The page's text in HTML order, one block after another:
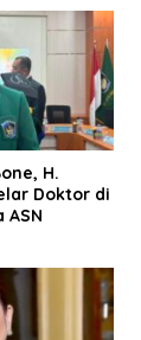
H.
Doktor di
ASN